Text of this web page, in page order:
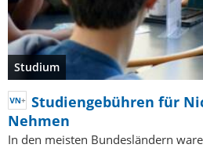
Studium
Studiengebühren für
Nehmen
In den meisten Bundesländern